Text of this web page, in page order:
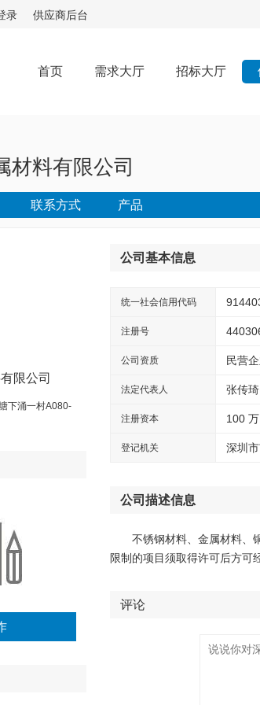
录 供应商后台
首页 需求大厅 招标大厅
材料有限公司
联系方式 产品
限公司
下涌一村A080-
公司基本信息
统一社会信用代码
注册号
公司资质 民营
法定代表人 张传琦
注册资本 100 万
登记机关 深圳
公司描述信息
不锈钢材料、金属材料、
限制的项目须取得许可后方可
评论